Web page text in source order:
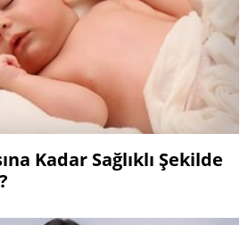
Kadar Sağlıklı Şekilde